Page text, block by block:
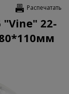
Распечатать
22-